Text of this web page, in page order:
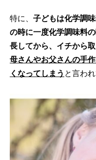
特に、 子どもは化学調
の時に一度化学調味料
長してから、イチから
母さんやお父さんの手
くなってしまう と言わ